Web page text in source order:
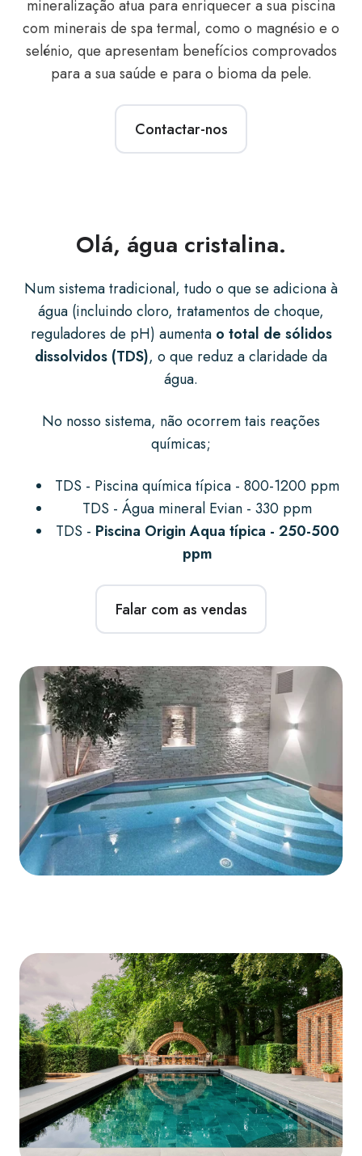
mineralização atua para enriquecer a sua piscina
com minerais de spa termal, como o magnésio e o
selénio, que apresentam benefícios comprovados
para a sua saúde e para o bioma da pele.
Contactar-nos
Olá, água cristalina.
Num sistema tradicional, tudo o que se adiciona à
água (incluindo cloro, tratamentos de choque,
reguladores de pH) aumenta o total de sólidos
dissolvidos (TDS), o que reduz a claridade da
água.
No nosso sistema, não ocorrem tais reações
químicas;
TDS - Piscina química típica - 800-1200 ppm
TDS - Água mineral Evian - 330 ppm
TDS - Piscina Origin Aqua típica - 250-500
ppm
Falar com as vendas